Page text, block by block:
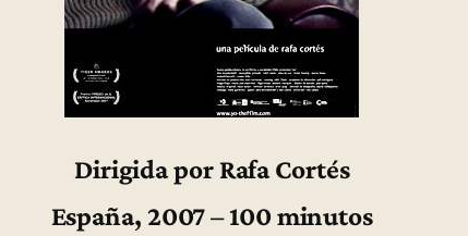
Dirigida por Rafa Cortés
España, 2007 – 100 minutos